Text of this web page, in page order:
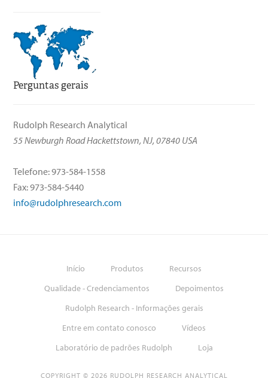
Perguntas gerais
Rudolph Research Analytical
55 Newburgh Road Hackettstown, NJ, 07840 USA
Telefone: 973-584-1558
Fax: 973-584-5440
info@rudolphresearch.com
Início Produtos
Recursos
Qualidade - Credenciamentos
Depoimentos
Rudolph Research - Informações gerais
Entre em contato conosco
Vídeos
Laboratório de padrões Rudolph
Loja
COPYRIGHT © 2026 RUDOLPH RESEARCH ANALYTICAL